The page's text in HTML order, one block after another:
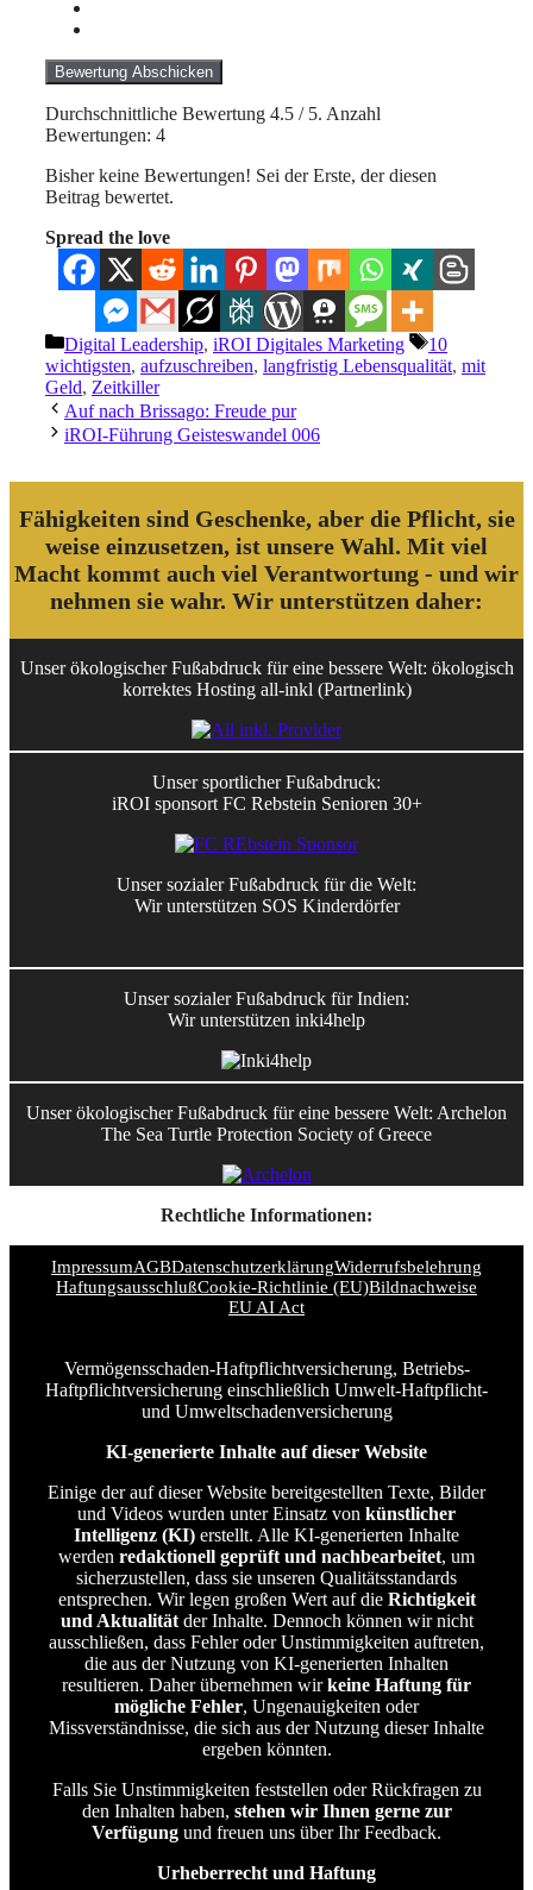
Bewertung Abschicken
Durchschnittliche Bewertung 4.5 / 5. Anzahl
Bewertungen: 4
Bisher keine Bewertungen! Sei der Erste, der diesen
Beitrag bewertet.
Spread the love
Kategorien
Digital Leadership, iROI Digitales Marketing Schlagwörter
10
wichtigsten, aufzuschreiben, langfristig Lebensqualität, mit
Geld, Zeitkiller
Auf nach Brissago: Freude pur
iROI-Führung Geisteswandel 006
Fähigkeiten sind Geschenke, aber die Pflicht, sie
weise einzusetzen, ist unsere Wahl. Mit viel
Macht kommt auch viel Verantwortung - und wir
nehmen sie wahr. Wir unterstützen daher:
Unser ökologischer Fußabdruck für eine bessere Welt: ökologisch
korrektes Hosting all-inkl (Partnerlink)
Unser sportlicher Fußabdruck:
iROI sponsort FC Rebstein Senioren 30+
Unser sozialer Fußabdruck für die Welt:
Wir unterstützen SOS Kinderdörfer
Unser sozialer Fußabdruck für Indien:
Wir unterstützen inki4help
Unser ökologischer Fußabdruck für eine bessere Welt: Archelon
The Sea Turtle Protection Society of Greece
Rechtliche Informationen:
ImpressumAGBDatenschutzerklärungWiderrufsbelehrung
HaftungsausschlußCookie-Richtlinie (EU)Bildnachweise
EU AI Act
Vermögensschaden-Haftpflichtversicherung, Betriebs-
Haftpflichtversicherung einschließlich Umwelt-Haftpflicht-
und Umweltschadenversicherung
KI-generierte Inhalte auf dieser Website
Einige der auf dieser Website bereitgestellten Texte, Bilder
und Videos wurden unter Einsatz von künstlicher
Intelligenz (KI) erstellt. Alle KI-generierten Inhalte
werden redaktionell geprüft und nachbearbeitet, um
sicherzustellen, dass sie unseren Qualitätsstandards
entsprechen. Wir legen großen Wert auf die Richtigkeit
und Aktualitätder Inhalte. Dennoch können wir nicht
ausschließen, dass Fehler oder Unstimmigkeiten auftreten,
die aus der Nutzung von KI-generierten Inhalten
resultieren. Daher übernehmen wirkeine Haftung für
mögliche Fehler, Ungenauigkeiten oder
Missverständnisse, die sich aus der Nutzung dieser Inhalte
ergeben könnten.
Falls Sie Unstimmigkeiten feststellen oder Rückfragen zu
den Inhalten haben, stehen wir Ihnen gerne zur
Verfügung und freuen uns über Ihr Feedback.
Urheberrecht und Haftung